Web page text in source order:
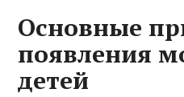
Основные
появления
детей